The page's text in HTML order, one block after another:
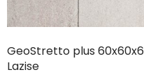
GeoStretto plus 60x60x6
Lazise